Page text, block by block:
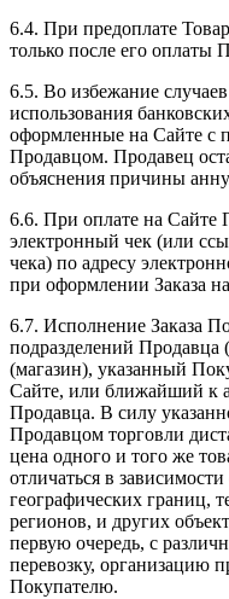
6.4. При предоплате
только после его оплаты
6.5. Во избежание
использования
оформленные на Сайте с
Продавцом. Продавец
объяснения причины
6.6. При оплате на Сайте
электронный чек (или
чека) по адресу
при оформлении Заказа
6.7. Исполнение Заказа
подразделений Продавца
(магазин), указанный
Сайте, или ближайший к
Продавца. В силу
Продавцом торговли
цена одного и того же
отличаться в
географических границ,
регионов, и других
первую очередь, с
перевозку, организацию
Покупателю.